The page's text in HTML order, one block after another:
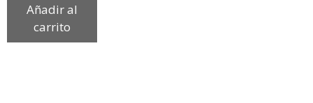
Añadir al
carrito